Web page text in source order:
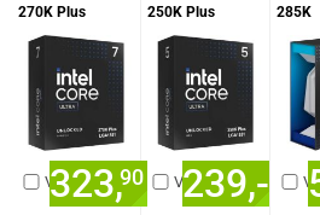
270K Plus
Vergelijk
323,90
250K Plus
Vergelijk
239,-
285K